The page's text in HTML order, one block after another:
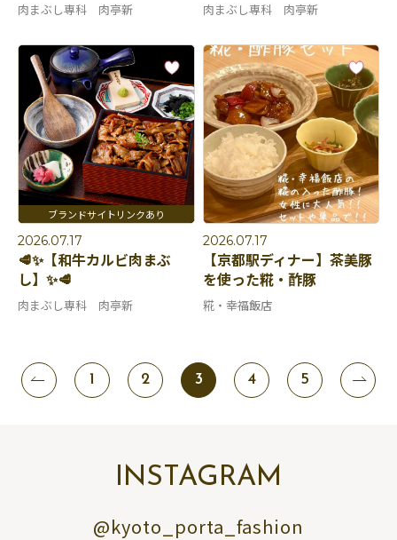
肉まぶし専科 肉亭新 肉まぶし専科 肉亭新
2026.07.17
🥩✨【和牛カルビ肉まぶ
し】✨🥩
肉まぶし専科 肉亭新
2026.07.17
【京都駅ディナー】茶美豚
を使った糀・酢豚
糀・幸福飯店
1 2 3 4 5
INSTAGRAM
@kyoto_porta_fashion